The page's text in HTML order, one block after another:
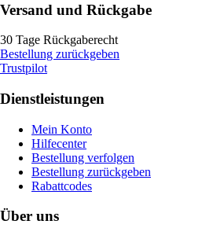
Versand und Rückgabe
30 Tage Rückgaberecht
Bestellung zurückgeben
Trustpilot
Dienstleistungen
Mein Konto
Hilfecenter
Bestellung verfolgen
Bestellung zurückgeben
Rabattcodes
Über uns